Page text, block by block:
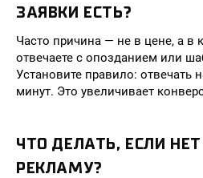
ЗАЯВКИ ЕСТЬ?
Часто причина — не в цене, а
отвечаете с опозданием или
Установите правило: отвечать
минут. Это увеличивает
ЧТО ДЕЛАТЬ, ЕСЛИ
РЕКЛАМУ?